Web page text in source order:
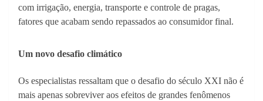
com irrigação, energia, transporte e controle de pragas,
fatores que acabam sendo repassados ao consumidor final.
Um novo desafio climático
Os especialistas ressaltam que o desafio do século XXI não é
mais apenas sobreviver aos efeitos de grandes fenômenos